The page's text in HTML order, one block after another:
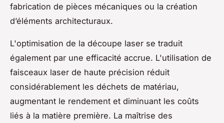
fabrication de pièces mécaniques ou la création
d’éléments architecturaux.
L'optimisation de la découpe laser se traduit
également par une efficacité accrue. L'utilisation de
faisceaux laser de haute précision réduit
considérablement les déchets de matériau,
augmentant le rendement et diminuant les coûts
liés à la matière première. La maîtrise des